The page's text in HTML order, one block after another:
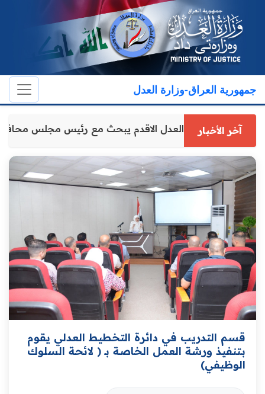
جمهورية العراق-وزارة العدل
آخر الأخباروكيل وزارة العدل الاقدم يبحث مع رئيس مجلس
قسم التدريب في دائرة التخطيط العدلي يقوم
بتنفيذ ورشة العمل الخاصة بـ ( لائحة السلوك
الوظيفي)